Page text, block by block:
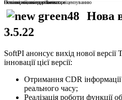
Останні новини про Tariscope
Нові версії, звіти, рішення
Новини по використанню та ліцензуванню
Нова
3.5.22
SoftPI анонсує вихід нової
інновації цієї версії:
Отримання CDR
реального часу;
Реалізація роботи функції